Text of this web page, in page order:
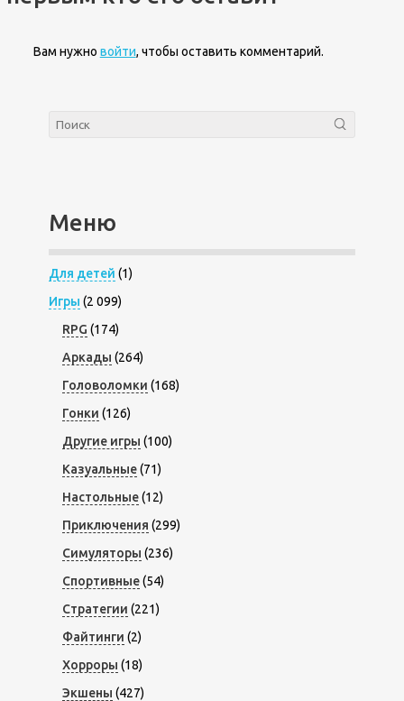
Вам нужно войти, чтобы оставить комментарий.
Меню
Для детей (1)
Игры (2 099)
RPG (174)
Аркады (264)
Головоломки (168)
Гонки (126)
Другие игры (100)
Казуальные(71)
Настольные(12)
Приключения (299)
Симуляторы (236)
Спортивные(54)
Стратегии (221)
Файтинги (2)
Хорроры (18)
Экшены (427)